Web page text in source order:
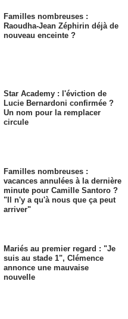
Familles nombreuses :
Raoudha-Jean Zéphirin déjà de
nouveau enceinte ?
Star Academy : l'éviction de
Lucie Bernardoni confirmée ?
Un nom pour la remplacer
circule
Familles nombreuses :
vacances annulées à la dernière
minute pour Camille Santoro ?
"Il n'y a qu'à nous que ça peut
arriver"
Mariés au premier regard : "Je
suis au stade 1", Clémence
annonce une mauvaise
nouvelle